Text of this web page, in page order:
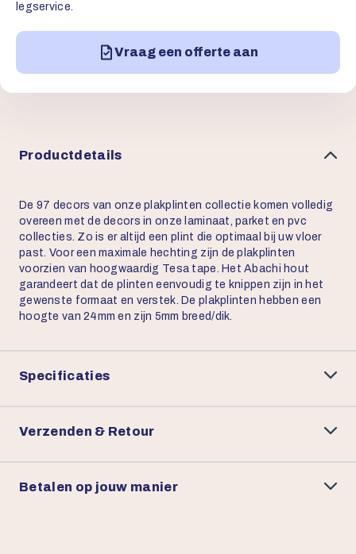
legservice.
Vraag een offerte aan
Productdetails
De 97 decors van onze plakplinten collectie komen volledig
overeen met de decors in onze laminaat, parket en pvc
collecties. Zo is er altijd een plint die optimaal bij uw vloer
past. Voor een maximale hechting zijn de plakplinten
voorzien van hoogwaardig Tesa tape. Het Abachi hout
garandeert dat de plinten eenvoudig te knippen zijn in het
gewenste formaat en verstek. De plakplinten hebben een
hoogte van 24mm en zijn 5mm breed/dik.
Specificaties
Verzenden & Retour
Betalen op jouw manier